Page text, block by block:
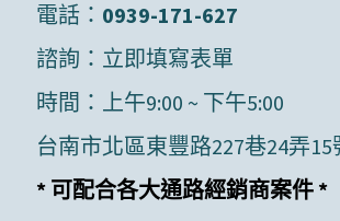
電話： 0939-171-627
諮詢： 立即填寫表單
時間：上午9:00 ~ 下午5:00
台南市北區東豐路227巷24弄15
* 可配合各大通路經銷商案件 *